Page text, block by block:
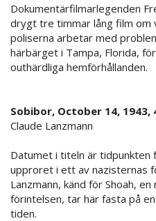
Dokumentärfilmarlegenden
drygt tre timmar lång film om
poliserna arbetar med
härbärget i Tampa, Florida,
outhärdliga hemförhållanden.
Sobibor, October 14, 1943,
Claude Lanzmann
Datumet i titeln är tidpunkten
upproret i ett av nazisternas
Lanzmann, känd för Shoah,
förintelsen, tar här fasta på
tiden.